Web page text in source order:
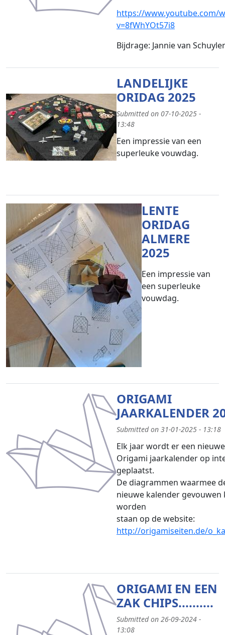
https://www.youtube.com/
v=8fWhYOt57i8
Bijdrage: Jannie van
LANDELIJKE
ORIDAG 2025
Submitted on 07-10-2025 -
13:48
Een impressie van een
superleuke vouwdag.
LENTE
ORIDAG
ALMERE
2025
Een impressie van
een superleuke
vouwdag.
ORIGAMI
JAARKALENDER
Submitted on 31-01-2025 - 13:18
Elk jaar wordt er een nieuwe
Origami jaarkalender op
geplaatst.
De diagrammen waarmee
nieuwe kalender gevouwen
worden
staan op de website:
http://origamiseiten.de/
ORIGAMI EN EEN
ZAK CHIPS..........
Submitted on 26-09-2024 -
13:08